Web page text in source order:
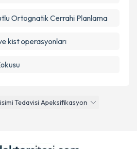
Tedavisi Apeksifikasyon
Ortognatik Cerrahi Planlama
kist operasyonları